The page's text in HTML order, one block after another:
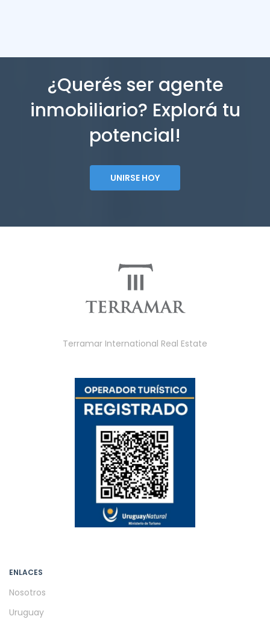
¿Querés ser agente
inmobiliario? Explorá tu
potencial!
UNIRSE HOY
Terramar International Real Estate
ENLACES
Nosotros
Uruguay